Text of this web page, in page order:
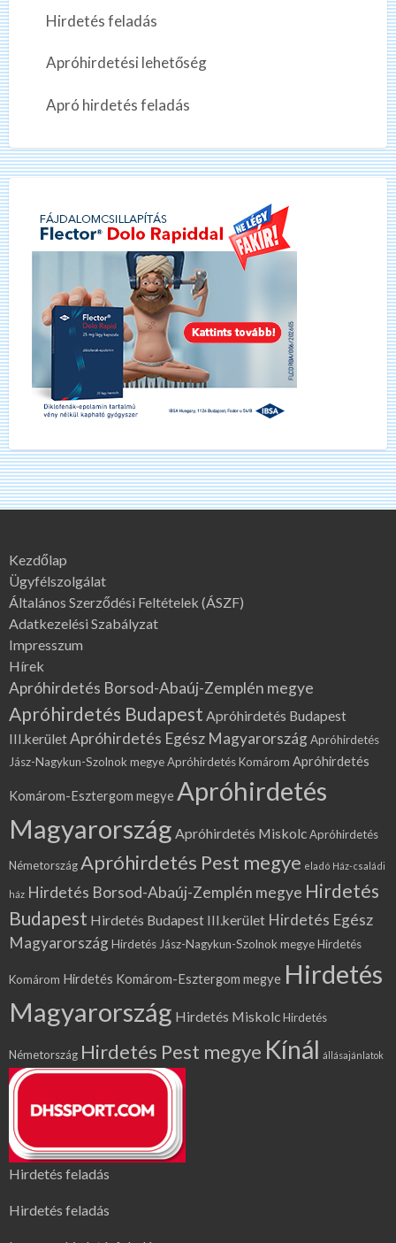
Hirdetés feladás
Apróhirdetési lehetőség
Apró hirdetés feladás
Kezdőlap
Ügyfélszolgálat
Általános Szerződési Feltételek (ÁSZF)
Adatkezelési Szabályzat
Impresszum
Hírek
Apróhirdetés Borsod-Abaúj-Zemplén megye
Apróhirdetés Budapest Apróhirdetés Budapest
III.kerületApróhirdetés Egész MagyarországApróhirdetés
Jász-Nagykun-Szolnok megyeApróhirdetés Komárom Apróhirdetés
Komárom-Esztergom megyeApróhirdetés
Magyarország Apróhirdetés MiskolcApróhirdetés
NémetországApróhirdetés Pest megye eladó Ház-családi
ház Hirdetés Borsod-Abaúj-Zemplén megye Hirdetés
Budapest Hirdetés Budapest III.kerület Hirdetés Egész
MagyarországHirdetés Jász-Nagykun-Szolnok megyeHirdetés
Komárom Hirdetés Komárom-Esztergom megye Hirdetés
Magyarország Hirdetés MiskolcHirdetés
Németország Hirdetés Pest megye Kínál állásajánlatok
Hirdetés feladás
Hirdetés feladás